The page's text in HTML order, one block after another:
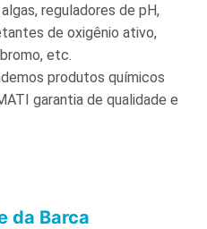
reguladores de pH,
de oxigênio ativo,
etc.
produtos químicos
garantia de qualidade e
da Barca